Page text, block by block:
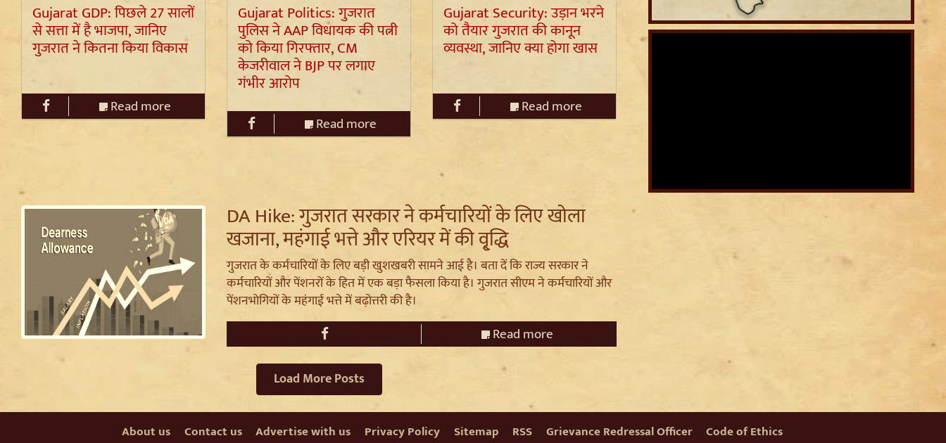
Gujarat GDP: पिछले 27 सालों
से सत्ता में है भाजपा, जानिए
गुजरात ने कितना किया विकास
Read more
Gujarat Politics: गुजरात
पुलिस ने AAP विधायक की पत्नी
को किया गिरफ्तार, CM
केजरीवाल ने BJP पर लगाए
गंभीर आरोप
Read more
Gujarat Security: उड़ान भरने
को तैयार गुजरात की कानून
व्यवस्था, जानिए क्या होगा खास
Read more
DA Hike: गुजरात सरकार ने कर्मचार‍ियों के लिए खोला
खजाना, महंगाई भत्ते और एरियर में की वृ्द्धि
गुजरात के कर्मचारियों के लिए बड़ी खुशखबरी सामने आई है। बता दें कि राज्य सरकार ने
कर्मचारियों और पेंशनरों के हित में एक बड़ा फैसला किया है। गुजरात सीएम ने कर्मचारियों और
पेंशनभोगियों के महंगाई भत्ते में बढ़ोत्तरी की है।
Read more
Load More Posts
About us Contact us Advertise with us Privacy Policy Sitemap RSS Grievance Redressal Officer Code of Ethics